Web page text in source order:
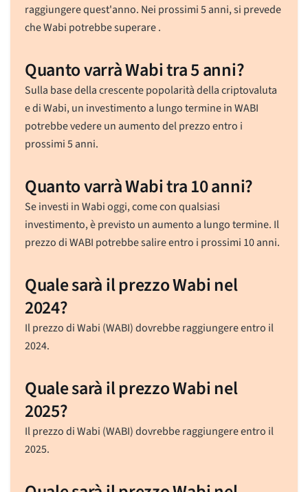
raggiungere quest'anno. Nei prossimi 5 anni, si prevede
che Wabi potrebbe superare .
Quanto varrà Wabi tra 5 anni?
Sulla base della crescente popolarità della criptovaluta
e di Wabi, un investimento a lungo termine in WABI
potrebbe vedere un aumento del prezzo entro i
prossimi 5 anni.
Quanto varrà Wabi tra 10 anni?
Se investi in Wabi oggi, come con qualsiasi
investimento, è previsto un aumento a lungo termine. Il
prezzo di WABI potrebbe salire entro i prossimi 10 anni.
Quale sarà il prezzo Wabi nel
2024?
Il prezzo di Wabi (WABI) dovrebbe raggiungere entro il
2024.
Quale sarà il prezzo Wabi nel
2025?
Il prezzo di Wabi (WABI) dovrebbe raggiungere entro il
2025.